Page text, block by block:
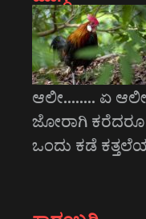
ಆಲೀ........ ಏ
ಜೋರಾಗಿ
ಒಂದು ಕಡೆ